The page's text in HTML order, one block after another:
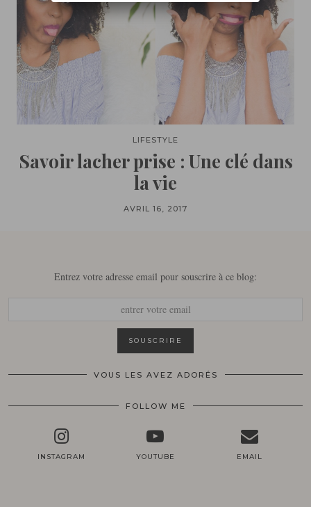
LIFESTYLE
Savoir lacher prise : Une clé dans
la vie
AVRIL 16, 2017
Entrez votre adresse email pour souscrire à ce blog:
VOUS LES AVEZ ADORÉS
FOLLOW ME
INSTAGRAM YOUTUBE EMAIL